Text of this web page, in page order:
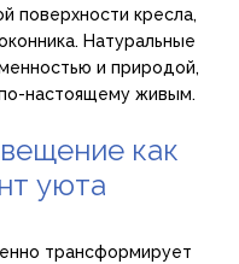
поверхности кресла,
Натуральные
и природой,
настоящему живым.
как
уюта
трансформирует